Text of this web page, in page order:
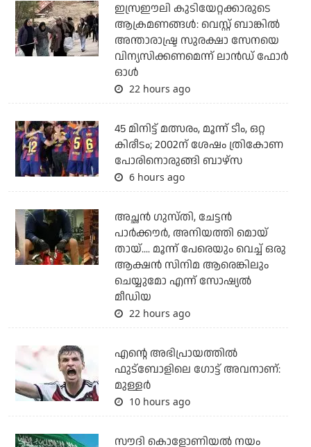
ഇസ്രഈലി കുടിയേറ്റക്കാരുടെ
ആക്രമണങ്ങള്‍: വെസ്റ്റ് ബാങ്കില്‍
അന്താരാഷ്ട്ര സുരക്ഷാ സേനയെ
വിന്യസിക്കണമെന്ന് ലാന്‍ഡ് ഫോര്‍
ഓള്‍
22 hours ago
45 മിനിട്ട് മത്സരം, മൂന്ന് ടീം, ഒറ്റ
കിരീടം; 2002ന് ശേഷം ത്രികോണ
പോരിനൊരുങ്ങി ബാഴ്‌സ
6 hours ago
അച്ഛന്‍ ഗുസ്തി, ചേട്ടന്‍
പാര്‍ക്കൗര്‍, അനിയത്തി മൊയ്
തായ്.... മൂന്ന് പേരെയും വെച്ച് ഒരു
ആക്ഷന്‍ സിനിമ ആരെങ്കിലും
ചെയ്യുമോ എന്ന് സോഷ്യല്‍
മീഡിയ
22 hours ago
എന്റെ അഭിപ്രായത്തില്‍
ഫുട്‌ബോളിലെ ഗോട്ട് അവനാണ്:
മുള്ളര്‍
10 hours ago
സൗദി കൊളോണിയല്‍ നയം